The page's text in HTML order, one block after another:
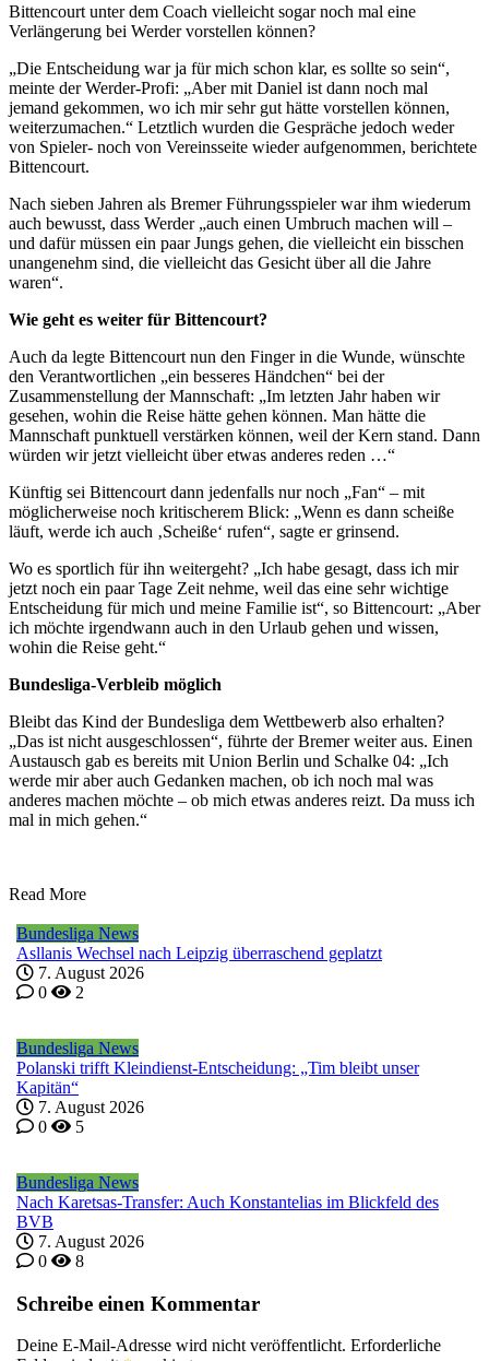
Bittencourt unter dem Coach vielleicht sogar noch mal eine
Verlängerung bei Werder vorstellen können?
„Die Entscheidung war ja für mich schon klar, es sollte so sein“,
meinte der Werder-Profi: „Aber mit Daniel ist dann noch mal
jemand gekommen, wo ich mir sehr gut hätte vorstellen können,
weiterzumachen.“ Letztlich wurden die Gespräche jedoch weder
von Spieler- noch von Vereinsseite wieder aufgenommen, berichtete
Bittencourt.
Nach sieben Jahren als Bremer Führungsspieler war ihm wiederum
auch bewusst, dass Werder „auch einen Umbruch machen will –
und dafür müssen ein paar Jungs gehen, die vielleicht ein bisschen
unangenehm sind, die vielleicht das Gesicht über all die Jahre
waren“.
Wie geht es weiter für Bittencourt?
Auch da legte Bittencourt nun den Finger in die Wunde, wünschte
den Verantwortlichen „ein besseres Händchen“ bei der
Zusammenstellung der Mannschaft: „Im letzten Jahr haben wir
gesehen, wohin die Reise hätte gehen können. Man hätte die
Mannschaft punktuell verstärken können, weil der Kern stand. Dann
würden wir jetzt vielleicht über etwas anderes reden …“
Künftig sei Bittencourt dann jedenfalls nur noch „Fan“ – mit
möglicherweise noch kritischerem Blick: „Wenn es dann scheiße
läuft, werde ich auch ‚Scheiße‘ rufen“, sagte er grinsend.
Wo es sportlich für ihn weitergeht? „Ich habe gesagt, dass ich mir
jetzt noch ein paar Tage Zeit nehme, weil das eine sehr wichtige
Entscheidung für mich und meine Familie ist“, so Bittencourt: „Aber
ich möchte irgendwann auch in den Urlaub gehen und wissen,
wohin die Reise geht.“
Bundesliga-Verbleib möglich
Bleibt das Kind der Bundesliga dem Wettbewerb also erhalten?
„Das ist nicht ausgeschlossen“, führte der Bremer weiter aus. Einen
Austausch gab es bereits mit Union Berlin und Schalke 04: „Ich
werde mir aber auch Gedanken machen, ob ich noch mal was
anderes machen möchte – ob mich etwas anderes reizt. Da muss ich
mal in mich gehen.“
Read More
Bundesliga News
Asllanis Wechsel nach Leipzig überraschend geplatzt
7. August 2026
0
2
Bundesliga News
Polanski trifft Kleindienst-Entscheidung: „Tim bleibt unser
Kapitän“
7. August 2026
0
5
Bundesliga News
Nach Karetsas-Transfer: Auch Konstantelias im Blickfeld des
BVB
7. August 2026
0
8
Schreibe einen Kommentar
Deine E-Mail-Adresse wird nicht veröffentlicht. Erforderliche